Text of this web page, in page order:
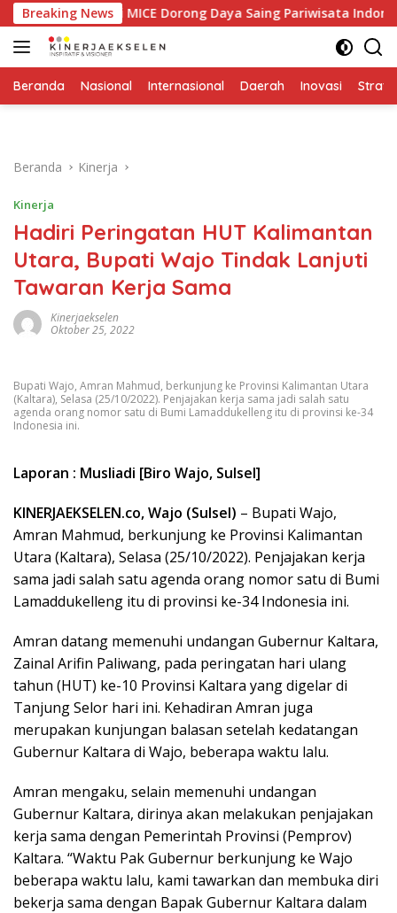
Langsung
ke
konten
Breaking News
MICE Dorong Daya Saing Pariwisata Indonesia
Beranda Nasional Internasional Daerah Inovasi
Beranda Kinerja
Kinerja
Hadiri Peringatan HUT Kalimantan
Utara, Bupati Wajo Tindak Lanjuti
Tawaran Kerja Sama
Kinerjaekselen
Oktober 25, 2022
Bupati Wajo, Amran Mahmud, berkunjung ke Provinsi Kalimantan Utara
(Kaltara), Selasa (25/10/2022). Penjajakan kerja sama jadi salah satu
agenda orang nomor satu di Bumi Lamaddukelleng itu di provinsi ke-34
Indonesia ini.
Laporan : Musliadi [Biro Wajo, Sulsel]
KINERJAEKSELEN.co, Wajo (Sulsel) – Bupati Wajo,
Amran Mahmud, berkunjung ke Provinsi Kalimantan
Utara (Kaltara), Selasa (25/10/2022). Penjajakan kerja
sama jadi salah satu agenda orang nomor satu di Bumi
Lamaddukelleng itu di provinsi ke-34 Indonesia ini.
Amran datang memenuhi undangan Gubernur Kaltara,
Zainal Arifin Paliwang, pada peringatan hari ulang
tahun (HUT) ke-10 Provinsi Kaltara yang digelar di
Tanjung Selor hari ini. Kehadiran Amran juga
merupakan kunjungan balasan setelah kedatangan
Gubernur Kaltara di Wajo, beberapa waktu lalu.
Amran mengaku, selain memenuhi undangan
Gubernur Kaltara, dirinya akan melakukan penjajakan
kerja sama dengan Pemerintah Provinsi (Pemprov)
Kaltara. “Waktu Pak Gubernur berkunjung ke Wajo
beberapa waktu lalu, kami tawarkan dan membuka diri
bekerja sama dengan Bapak Gubernur Kaltara dalam